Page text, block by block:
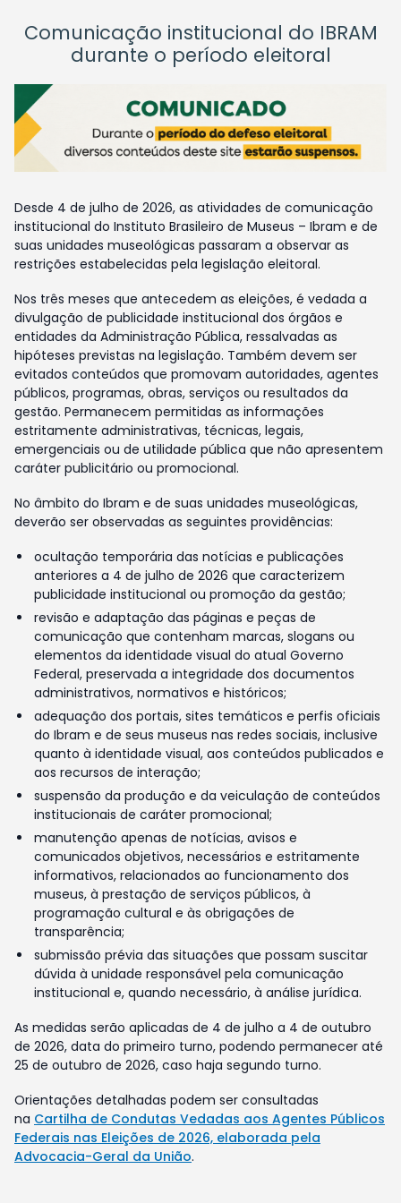
Comunicação institucional do IBRAM
durante o período eleitoral
Desde 4 de julho de 2026, as atividades de comunicação
institucional do Instituto Brasileiro de Museus – Ibram e de
suas unidades museológicas passaram a observar as
restrições estabelecidas pela legislação eleitoral.
Nos três meses que antecedem as eleições, é vedada a
divulgação de publicidade institucional dos órgãos e
entidades da Administração Pública, ressalvadas as
hipóteses previstas na legislação. Também devem ser
evitados conteúdos que promovam autoridades, agentes
públicos, programas, obras, serviços ou resultados da
gestão. Permanecem permitidas as informações
estritamente administrativas, técnicas, legais,
emergenciais ou de utilidade pública que não apresentem
caráter publicitário ou promocional.
No âmbito do Ibram e de suas unidades museológicas,
deverão ser observadas as seguintes providências:
ocultação temporária das notícias e publicações
anteriores a 4 de julho de 2026 que caracterizem
publicidade institucional ou promoção da gestão;
revisão e adaptação das páginas e peças de
comunicação que contenham marcas, slogans ou
elementos da identidade visual do atual Governo
Federal, preservada a integridade dos documentos
administrativos, normativos e históricos;
adequação dos portais, sites temáticos e perfis oficiais
do Ibram e de seus museus nas redes sociais, inclusive
quanto à identidade visual, aos conteúdos publicados e
aos recursos de interação;
suspensão da produção e da veiculação de conteúdos
institucionais de caráter promocional;
manutenção apenas de notícias, avisos e
comunicados objetivos, necessários e estritamente
informativos, relacionados ao funcionamento dos
museus, à prestação de serviços públicos, à
programação cultural e às obrigações de
transparência;
submissão prévia das situações que possam suscitar
dúvida à unidade responsável pela comunicação
institucional e, quando necessário, à análise jurídica.
As medidas serão aplicadas de 4 de julho a 4 de outubro
de 2026, data do primeiro turno, podendo permanecer até
25 de outubro de 2026, caso haja segundo turno.
Orientações detalhadas podem ser consultadas
na Cartilha de Condutas Vedadas aos Agentes Públicos
Federais nas Eleições de 2026, elaborada pela
Advocacia-Geral da União.